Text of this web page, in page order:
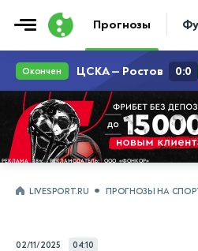
Прогнозы
LIVESPORT.RU ПРОГНОЗЫ НА
02/11/2025 04:10